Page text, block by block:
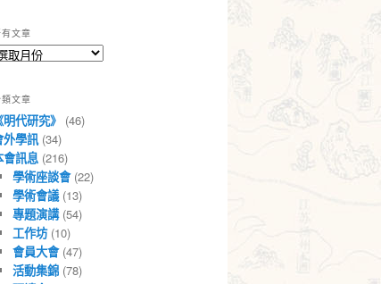
文章
文章
明代研究》 (46)
外學訊 (34)
會訊息 (216)
學術座談會(22)
學術會議(13)
專題演講(54)
工作坊(10)
會員大會(47)
活動集錦(78)